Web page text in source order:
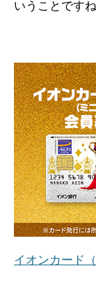
いうことですね
イオンカード